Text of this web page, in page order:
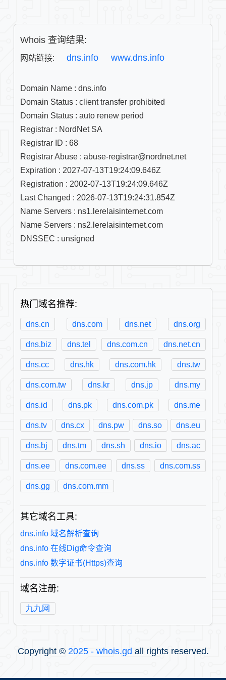
Whois 查询结果:
网站链接: dns.info www.dns.info
Domain Name : dns.info
Domain Status : client transfer prohibited
Domain Status : auto renew period
Registrar : NordNet SA
Registrar ID : 68
Registrar Abuse : abuse-registrar@nordnet.net
Expiration : 2027-07-13T19:24:09.646Z
Registration : 2002-07-13T19:24:09.646Z
Last Changed : 2026-07-13T19:24:31.854Z
Name Servers : ns1.lerelaisinternet.com
Name Servers : ns2.lerelaisinternet.com
DNSSEC : unsigned
热门域名推荐:
dns.cn dns.com dns.net dns.org
dns.biz dns.tel dns.com.cn dns.net.cn
dns.cc dns.hk dns.com.hk dns.tw
dns.com.tw dns.kr dns.jp dns.my
dns.id dns.pk dns.com.pk dns.me
dns.tv dns.cx dns.pw dns.so dns.eu
dns.bj dns.tm dns.sh dns.io dns.ac
dns.ee dns.com.ee dns.ss dns.com.ss
dns.gg dns.com.mm
其它域名工具:
dns.info 域名解析查询
dns.info 在线Dig命令查询
dns.info 数字证书(Https)查询
域名注册:
九九网
Copyright © 2025 - whois.gd all rights reserved.